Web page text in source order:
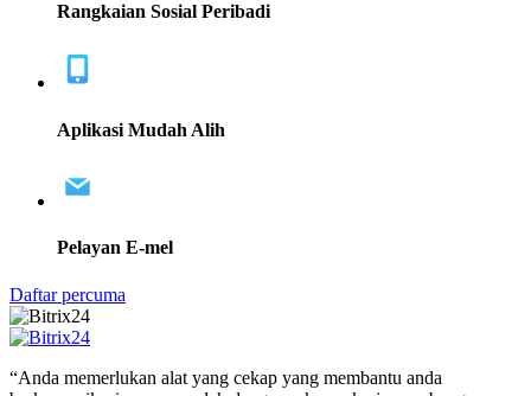
Rangkaian Sosial Peribadi
Aplikasi Mudah Alih
Pelayan E-mel
Daftar percuma
“Anda memerlukan alat yang cekap yang membantu anda